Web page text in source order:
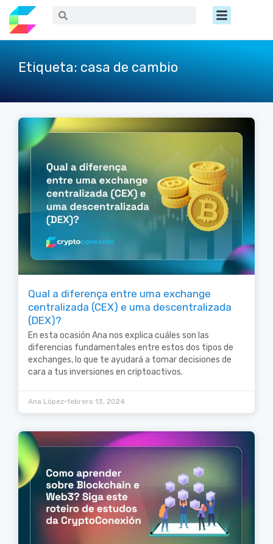
contenido
Buscar Menú
Etiqueta: casa de cambio
Qual a diferença entre uma exchange
centralizada (CEX) e uma descentralizada
(DEX)?
En esta ocasión Ana nos explica cuáles son las
diferencias fundamentales entre estos dos tipos de
exchanges, lo que te ayudará a tomar decisiones de
cara a tus inversiones en criptoactivos.
Ana López•febrero 13, 2024